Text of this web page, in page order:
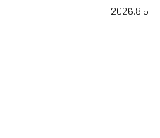
2026.8.5